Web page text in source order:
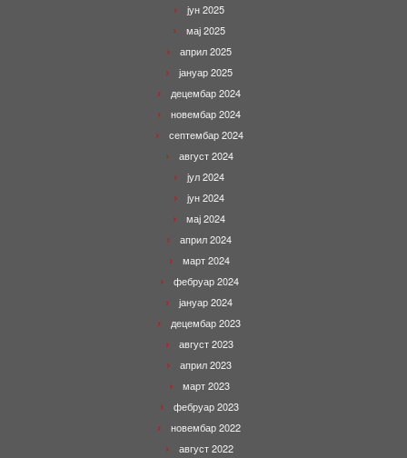
јун 2025
мај 2025
април 2025
јануар 2025
децембар 2024
новембар 2024
септембар 2024
август 2024
јул 2024
јун 2024
мај 2024
април 2024
март 2024
фебруар 2024
јануар 2024
децембар 2023
август 2023
април 2023
март 2023
фебруар 2023
новембар 2022
август 2022